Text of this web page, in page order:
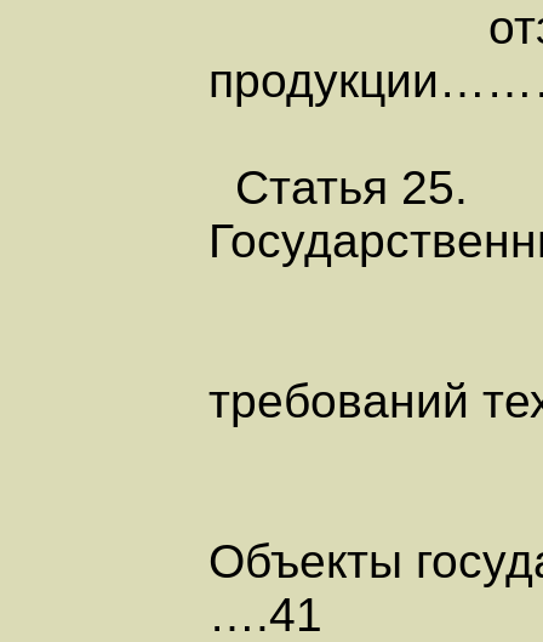
Статья 25.
требований
Объекты
….41